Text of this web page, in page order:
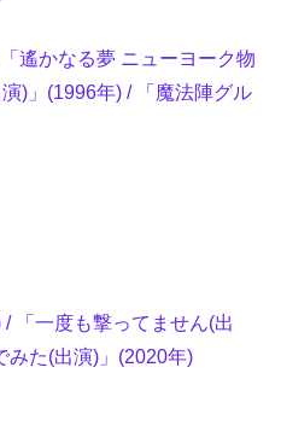
遙かなる夢 ニューヨーク物
)」(1996年) / 「魔法陣グル
/ 「一度も撃ってません(出
みた(出演)」(2020年)